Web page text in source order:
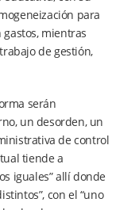
para
mientras
de gestión,
serán
un desorden, un
de control
tiende a
iguales” allí donde
con el “uno